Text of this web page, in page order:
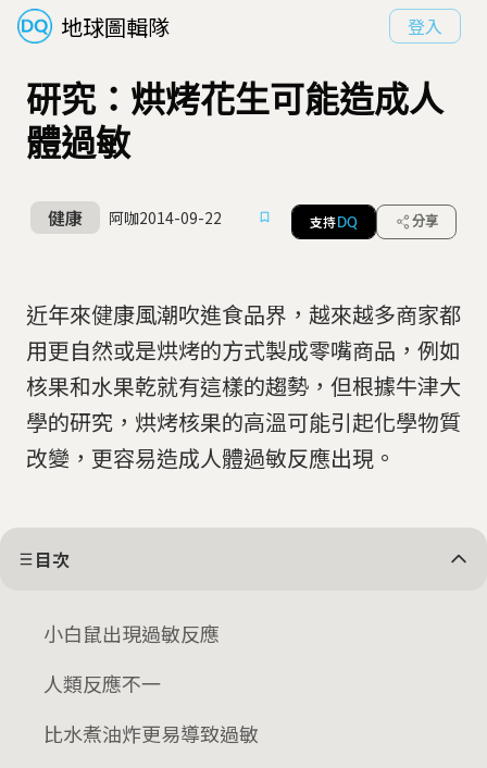
地球圖輯隊 登入
研究：烘烤花生可能造成人
體過敏
健康 阿咖2014-09-22 支持 DQ 分享
近年來健康風潮吹進食品界，越來越多商家都
用更自然或是烘烤的方式製成零嘴商品，例如
核果和水果乾就有這樣的趨勢，但根據牛津大
學的研究，烘烤核果的高溫可能引起化學物質
改變，更容易造成人體過敏反應出現。
目次
小白鼠出現過敏反應
人類反應不一
比水煮油炸更易導致過敏